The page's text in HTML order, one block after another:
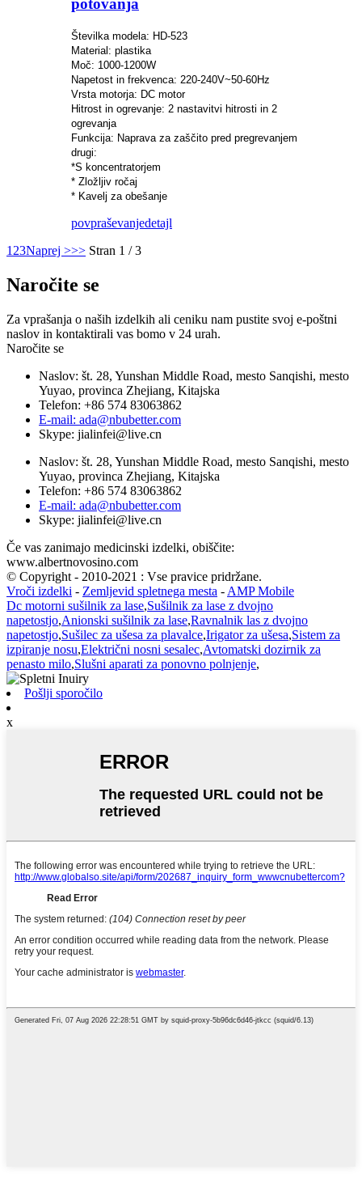
potovanja
Številka modela: HD-523
Material: plastika
Moč: 1000-1200W
Napetost in frekvenca: 220-240V~50-60Hz
Vrsta motorja: DC motor
Hitrost in ogrevanje: 2 nastavitvi hitrosti in 2
ogrevanja
Funkcija: Naprava za zaščito pred pregrevanjem
drugi:
*S koncentratorjem
* Zložljiv ročaj
* Kavelj za obešanje
povpraševanjedetajl
1 23Naprej >>> Stran 1 / 3
Naročite se
Za vprašanja o naših izdelkih ali ceniku nam pustite svoj e-poštni
naslov in kontaktirali vas bomo v 24 urah.
Naročite se
Naslov: št. 28, Yunshan Middle Road, mesto Sanqishi, mesto
Yuyao, provinca Zhejiang, Kitajska
Telefon: +86 574 83063862
E-mail: ada@nbubetter.com
Skype: jialinfei@live.cn
Naslov: št. 28, Yunshan Middle Road, mesto Sanqishi, mesto
Yuyao, provinca Zhejiang, Kitajska
Telefon: +86 574 83063862
E-mail: ada@nbubetter.com
Skype: jialinfei@live.cn
Če vas zanimajo medicinski izdelki, obiščite:
www.albertnovosino.com
© Copyright - 2010-2021 : Vse pravice pridržane.
Vroči izdelki - Zemljevid spletnega mesta - AMP Mobile
Dc motorni sušilnik za lase,Sušilnik za lase z dvojno
napetostjo,Anionski sušilnik za lase,Ravnalnik las z dvojno
napetostjo,Sušilec za ušesa za plavalce,Irigator za ušesa,Sistem za
izpiranje nosu,Električni nosni sesalec,Avtomatski dozirnik za
penasto milo,Slušni aparati za ponovno polnjenje,
Pošlji sporočilo
x